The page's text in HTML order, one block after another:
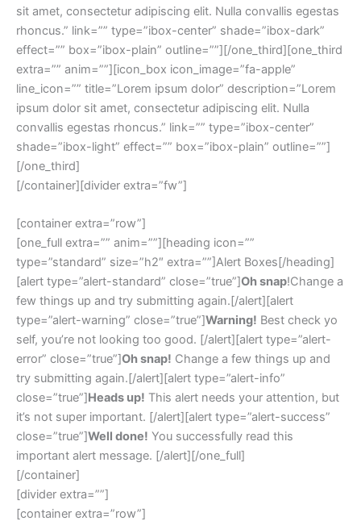
sit amet, consectetur adipiscing elit. Nulla convallis egestas
rhoncus.” link=”” type=”ibox-center” shade=”ibox-dark”
effect=”” box=”ibox-plain” outline=””][/one_third][one_third
extra=”” anim=””][icon_box icon_image=”fa-apple”
line_icon=”” title=”Lorem ipsum dolor” description=”Lorem
ipsum dolor sit amet, consectetur adipiscing elit. Nulla
convallis egestas rhoncus.” link=”” type=”ibox-center”
shade=”ibox-light” effect=”” box=”ibox-plain” outline=””]
[/one_third]
[/container][divider extra=”fw”]
[container extra=”row”]
[one_full extra=”” anim=””][heading icon=””
type=”standard” size=”h2″ extra=””]Alert Boxes[/heading]
[alert type=”alert-standard” close=”true”]Oh snap!Change a
few things up and try submitting again.[/alert][alert
type=”alert-warning” close=”true”]Warning! Best check yo
self, you’re not looking too good. [/alert][alert type=”alert-
error” close=”true”]Oh snap! Change a few things up and
try submitting again.[/alert][alert type=”alert-info”
close=”true”]Heads up! This alert needs your attention, but
it’s not super important. [/alert][alert type=”alert-success”
close=”true”]Well done! You successfully read this
important alert message. [/alert][/one_full]
[/container]
[divider extra=””]
[container extra=”row”]